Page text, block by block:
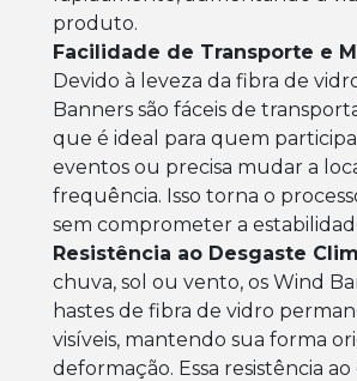
produto.
Facilidade de Transporte e
Devido à leveza da fibra de
Banners são fáceis de
que é ideal para quem
eventos ou precisa mudar a
frequência. Isso torna o
sem comprometer a
Resistência ao Desgaste
chuva, sol ou vento, os Wind
hastes de fibra de vidro
visíveis, mantendo sua forma
deformação. Essa resistência